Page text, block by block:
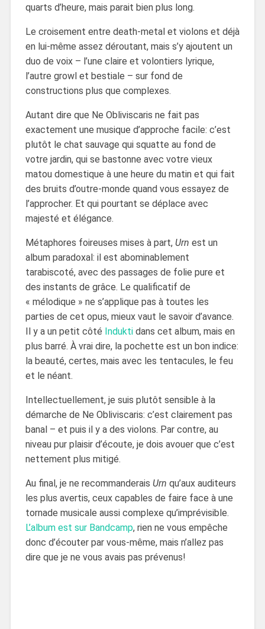
quarts d’heure, mais parait bien plus long.
Le croisement entre death-metal et violons et déjà
en lui-même assez déroutant, mais s’y ajoutent un
duo de voix – l’une claire et volontiers lyrique,
l’autre growl et bestiale – sur fond de
constructions plus que complexes.
Autant dire que Ne Obliviscaris ne fait pas
exactement une musique d’approche facile: c’est
plutôt le chat sauvage qui squatte au fond de
votre jardin, qui se bastonne avec votre vieux
matou domestique à une heure du matin et qui fait
des bruits d’outre-monde quand vous essayez de
l’approcher. Et qui pourtant se déplace avec
majesté et élégance.
Métaphores foireuses mises à part, Urn est un
album paradoxal: il est abominablement
tarabiscoté, avec des passages de folie pure et
des instants de grâce. Le qualificatif de
« mélodique » ne s’applique pas à toutes les
parties de cet opus, mieux vaut le savoir d’avance.
Il y a un petit côté Induktidans cet album, mais en
plus barré. À vrai dire, la pochette est un bon indice:
la beauté, certes, mais avec les tentacules, le feu
et le néant.
Intellectuellement, je suis plutôt sensible à la
démarche de Ne Obliviscaris: c’est clairement pas
banal – et puis il y a des violons. Par contre, au
niveau pur plaisir d’écoute, je dois avouer que c’est
nettement plus mitigé.
Au final, je ne recommanderais Urn qu’aux auditeurs
les plus avertis, ceux capables de faire face à une
tornade musicale aussi complexe qu’imprévisible.
L’album est sur Bandcamp, rien ne vous empêche
donc d’écouter par vous-même, mais n’allez pas
dire que je ne vous avais pas prévenus!